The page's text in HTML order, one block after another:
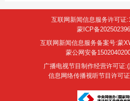
互联网新闻信息服务许可证
蒙ICP备
互联网新闻信息服务备案号:蒙
蒙公网安备
广播电视节目制作经营许可证
信息网络传播视听节目许可